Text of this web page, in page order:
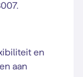
en
aan